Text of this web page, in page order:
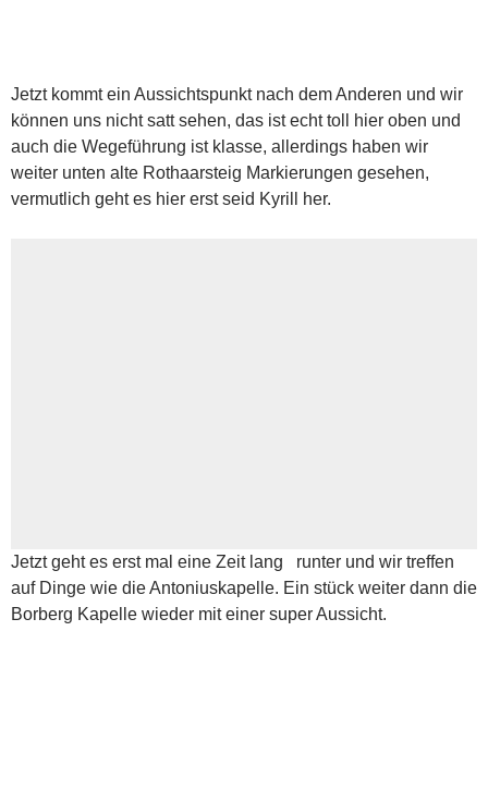
Jetzt kommt ein Aussichtspunkt nach dem Anderen und wir
können uns nicht satt sehen, das ist echt toll hier oben und
auch die Wegeführung ist klasse, allerdings haben wir
weiter unten alte Rothaarsteig Markierungen gesehen,
vermutlich geht es hier erst seid Kyrill her.
Jetzt geht es erst mal eine Zeit lang runter und wir treffen
auf Dinge wie die Antoniuskapelle. Ein stück weiter dann die
Borberg Kapelle wieder mit einer super Aussicht.